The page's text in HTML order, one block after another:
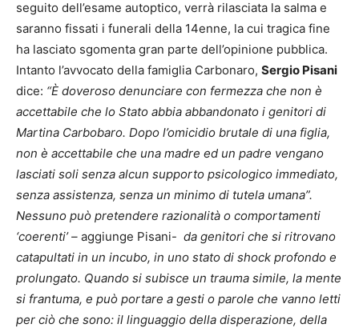
seguito dell’esame autoptico, verrà rilasciata la salma e
saranno fissati i funerali della 14enne, la cui tragica fine
ha lasciato sgomenta gran parte dell’opinione pubblica.
Intanto l’avvocato della famiglia Carbonaro, Sergio Pisani
dice: “È doveroso denunciare con fermezza che non è
accettabile che lo Stato abbia abbandonato i genitori di
Martina Carbobaro. Dopo l’omicidio brutale di una figlia,
non è accettabile che una madre ed un padre vengano
lasciati soli senza alcun supporto psicologico immediato,
senza assistenza, senza un minimo di tutela umana”.
Nessuno può pretendere razionalità o comportamenti
‘coerenti’ – aggiunge Pisani- da genitori che si ritrovano
catapultati in un incubo, in uno stato di shock profondo e
prolungato. Quando si subisce un trauma simile, la mente
si frantuma, e può portare a gesti o parole che vanno letti
per ciò che sono: il linguaggio della disperazione, della